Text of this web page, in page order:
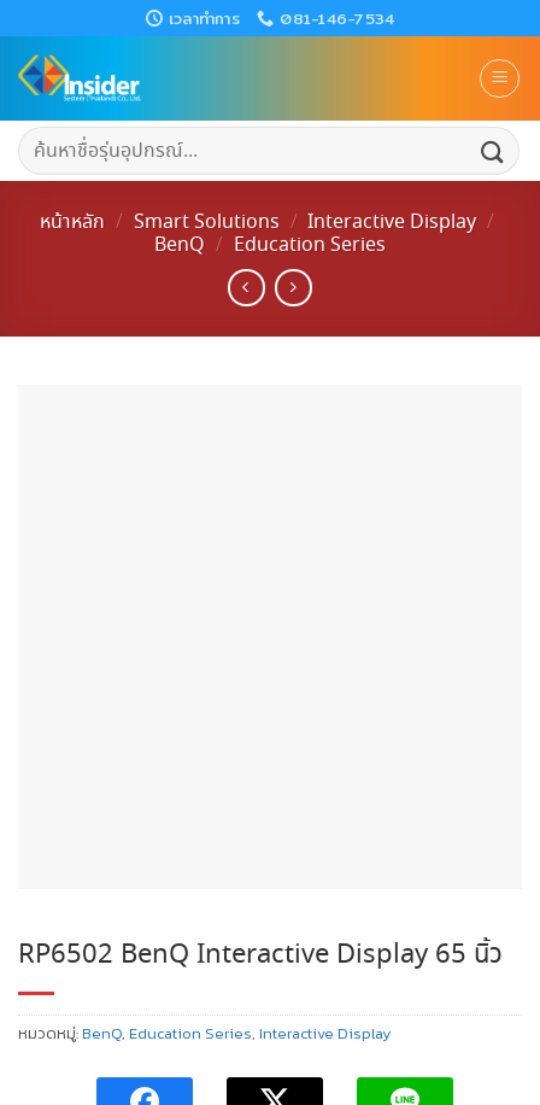
to
content
เวลาทำการ 081-146-7534
ค้นหา:
หน้าหลัก / Smart Solutions / Interactive Display /
BenQ / Education Series
RP6502 BenQ Interactive Display 65 นิ้ว
หมวดหมู่:BenQ, Education Series, Interactive Display